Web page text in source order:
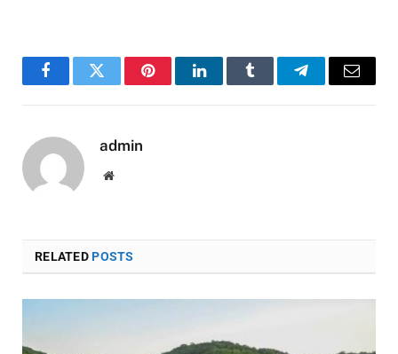
FacebookTwitter PinterestLinkedInTumblr TelegramEmail
admin
Website
RELATEDPOSTS